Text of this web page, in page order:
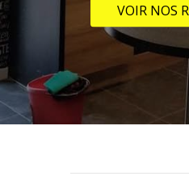
VOIR NOS